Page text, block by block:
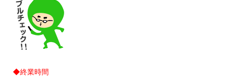
◆終業時間